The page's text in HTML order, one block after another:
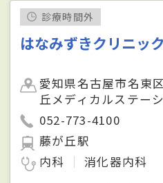
診療時間外
はなみずきクリニック
愛知県名古屋市名東
丘メディカルステー
052-773-4100
藤が丘駅
内科
消化器内科